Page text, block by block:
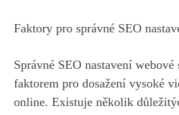
Faktory pro správné SEO
Správné SEO nastavení
faktorem pro dosažení vysoké
online. Existuje několik